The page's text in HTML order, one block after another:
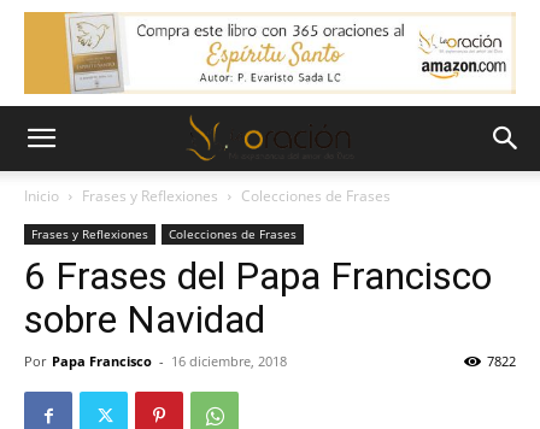
Inicio Frases y Reflexiones Colecciones de Frases
Frases y Reflexiones Colecciones de Frases
6 Frases del Papa Francisco
sobre Navidad
Por Papa Francisco - 16 diciembre, 2018 7822